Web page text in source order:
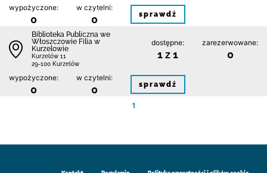
wypożyczone:
0
w czytelni:
0 sprawdź
Biblioteka Publiczna we
Włoszczowie Filia w
Kurzelowie
Kurzelów 11
29-100 Kurzelów
dostępne:
1 z 1
zarezerwowane:
0
wypożyczone:
0
w czytelni:
0 sprawdź
1